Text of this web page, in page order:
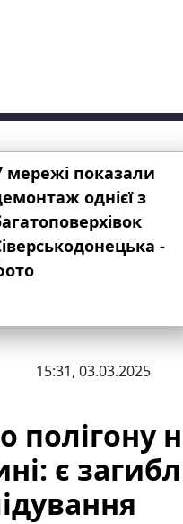
мережі показали
однієї з
-
15:31, 03.03.2025
полігону
є